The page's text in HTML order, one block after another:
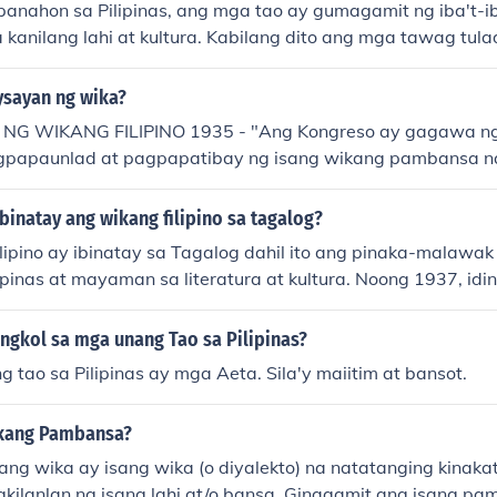
sa Pilipinas, ang mga tao ay gumagamit ng iba't-
kanilang lahi at kultura. Kabilang dito ang mga tawag
sa mga sinaunang bangka, &quot;datu&quot; para sa
para sa mga lider ng mas malalaking
ng wika?
NG WIKANG FILIPINO 1935 - "Ang Kongreso ay gagawa
at pagpapatibay ng isang wikang pambansa
ng katutubong wika." (Sek. 3, Art. XIV) 1936 - (ayon sa
paglikha ng isang SURIAN NG WIKANG PAMBANSA/
FILIPINO Tgapangulo: Ricardo Nolasco Nobyembre
ang wikang Filipino ang siyang maging wikang
ng mga diksunaryong tagalog-ingles 1954-Pang
kauna-unahang linggo ng wika(marso 29-abril 4)
pagdiriwang ng wika sa agosto 13-19 1967-
ang kalihim na si Rafael salas ng memorandum sikular
wikang Filipino sa buong bansa 1971-inilipat ulit ang ang
sa agosto 1-30 o buwan ng wika 1974-"Edukasyong
ang wikang filipino sa tagalog?
ay ibinatay sa Tagalog dahil ito ang pinaka-
at mayaman sa literatura at kultura. Noong 1937,
na ang Tagalog ang magiging batayan ng
ng isang wikang unifying na makakatulong sa pagbuo
nito bilang unang wika.
sa mga unang Tao sa Pilipinas?
tao sa Pilipinas ay mga Aeta. Sila'y maiitim at bansot.
Pambansa?
wika ay isang wika (o diyalekto) na natatanging